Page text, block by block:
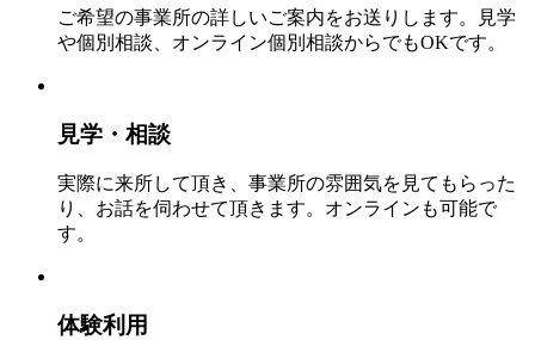
ご希望の事業所の詳しいご案内をお送りします。見学
や個別相談、オンライン個別相談からでもOKです。
見学・相談
実際に来所して頂き、事業所の雰囲気を見てもらった
り、お話を伺わせて頂きます。オンラインも可能で
す。
体験利用